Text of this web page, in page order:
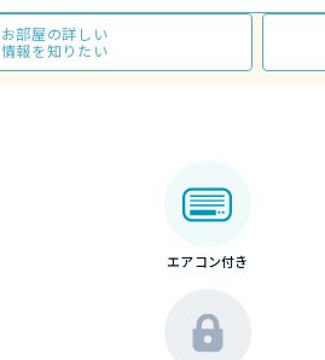
お部屋の詳しい
情報を知りたい
エアコン付き